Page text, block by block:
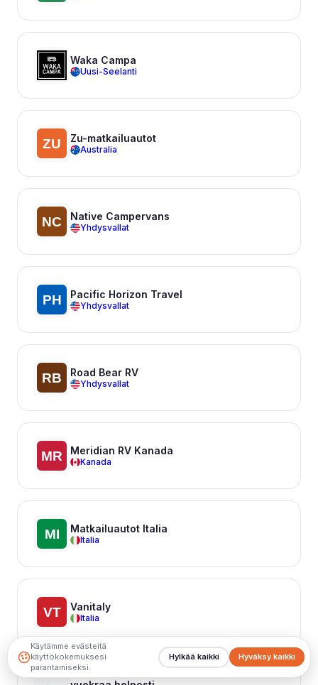
Waka Campa
Uusi-Seelanti
Zu-matkailuautot
Australia
Native Campervans
Yhdysvallat
Pacific Horizon Travel
Yhdysvallat
Road Bear RV
Yhdysvallat
Meridian RV Kanada
Kanada
Matkailuautot Italia
Italia
Vanitaly
Italia
Käytämme evästeitä
käyttökokemuksesi
parantamiseksi.
Hyväksy kaikki
Hylkää kaikki